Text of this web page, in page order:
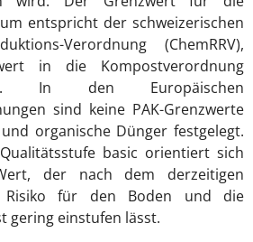
entspricht der schweizerischen
Verordnung (ChemRRV),
in die Kompostverordnung
In den Europäischen
sind keine PAK-Grenzwerte
organische Dünger festgelegt.
basic orientiert sich
der nach dem derzeitigen
Risiko für den Boden und die
gering einstufen lässt.